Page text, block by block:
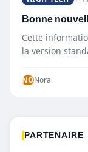
Bonne
Cette
la version
NONora
PARTENAIRE